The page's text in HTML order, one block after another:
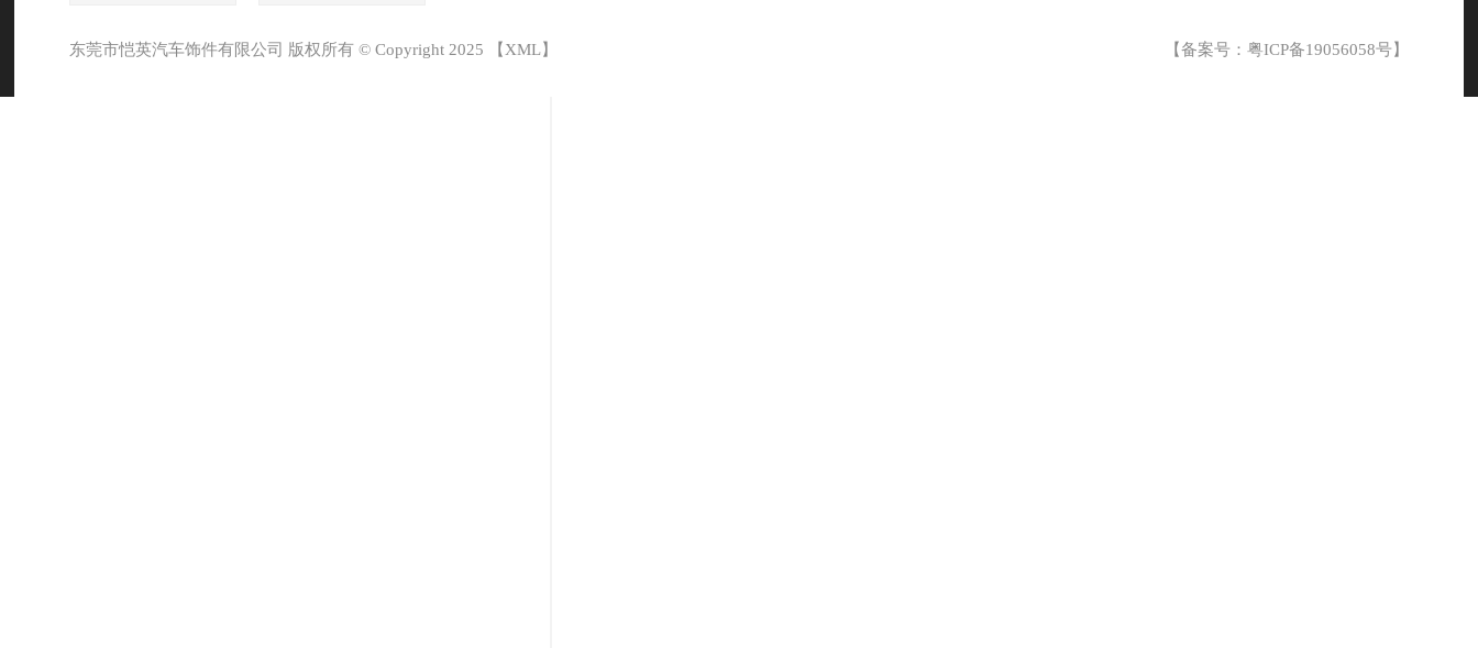
东莞市恺英汽车饰件有限公司 版权所有 © Copyright 2025 【 XML】 【备案号： 粤ICP备19056058号】